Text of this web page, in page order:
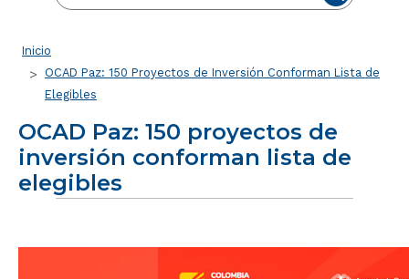
Ruta de navegación
Inicio
OCAD Paz: 150 Proyectos de Inversión Conforman Lista de
Elegibles
OCAD Paz: 150 proyectos de
inversión conforman lista de
elegibles